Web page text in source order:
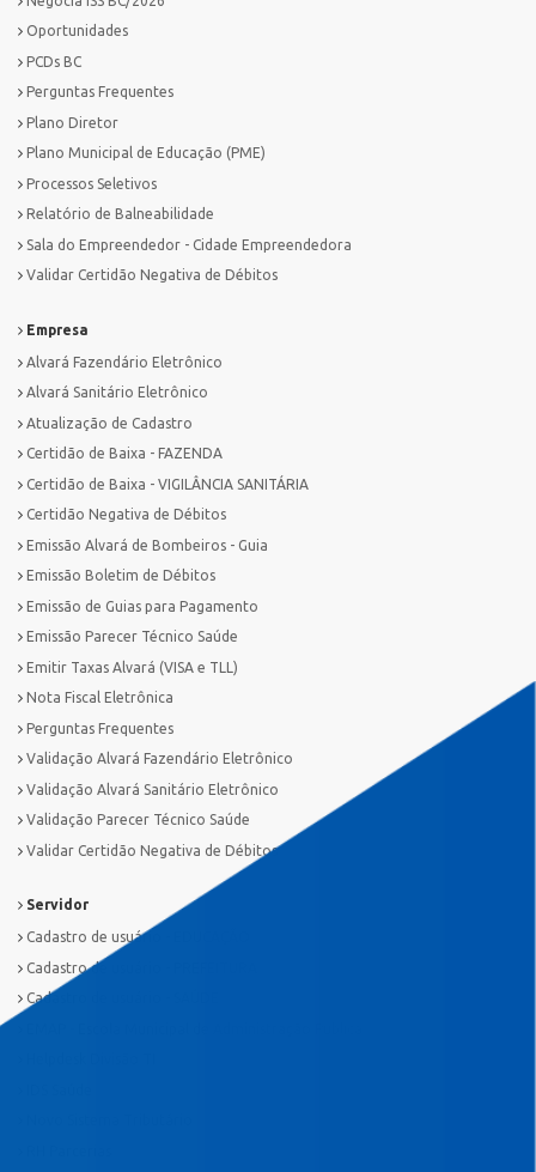
Oportunidades
PCDs BC
Perguntas Frequentes
Plano Diretor
Plano Municipal de Educação (PME)
Processos Seletivos
Relatório de Balneabilidade
Sala do Empreendedor - Cidade Empreendedora
Validar Certidão Negativa de Débitos
Empresa
Alvará Fazendário Eletrônico
Alvará Sanitário Eletrônico
Atualização de Cadastro
Certidão de Baixa - FAZENDA
Certidão de Baixa - VIGILÂNCIA SANITÁRIA
Certidão Negativa de Débitos
Emissão Alvará de Bombeiros - Guia
Emissão Boletim de Débitos
Emissão de Guias para Pagamento
Emissão Parecer Técnico Saúde
Emitir Taxas Alvará (VISA e TLL)
Nota Fiscal Eletrônica
Perguntas Frequentes
Validação Alvará Fazendário Eletrônico
Validação Alvará Sanitário Eletrônico
Validação Parecer Técnico Saúde
Validar Certidão Negativa de Débitos
Servidor
Cadastro de usuário - EDUCAÇÃO
Cadastro de usuário - PREFEITURA
Cadastro de usuário - SAÚDE